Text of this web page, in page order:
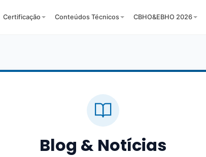
Certificação Conteúdos Técnicos CBHO&EBHO 2026
Blog & Notícias